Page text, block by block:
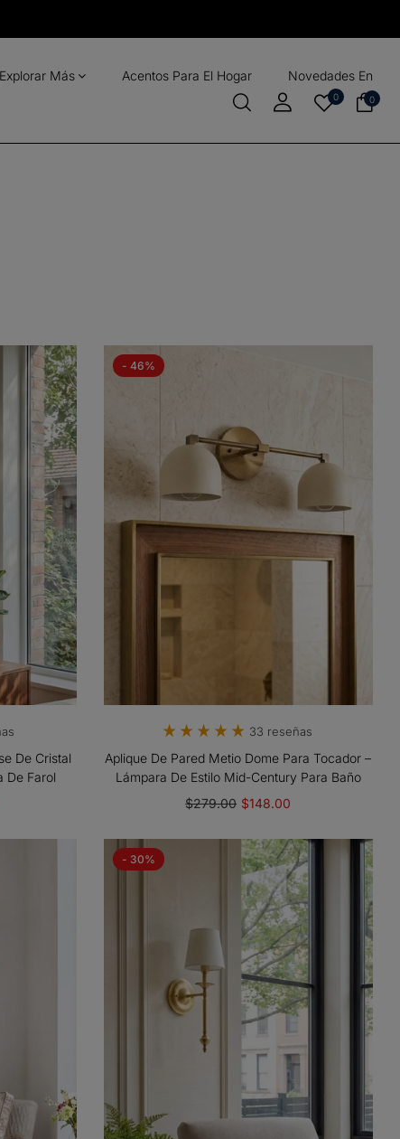
Explorar Más Acentos Para El Hogar Novedades En
0 0
De Cristal
De Farol
- 46%
33 reseñas
Aplique De Pared Metio Dome Para Tocador –
Lámpara De Estilo Mid-Century Para Baño
$279.00 $148.00
- 30%